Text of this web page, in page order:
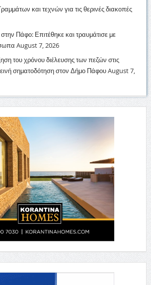
και τεχνών για τις θερινές διακοπές
Πάφο: Επιτέθηκε και τραυμάτισε με
August 7, 2026
του χρόνου διέλευσης των πεζών στις
σηματοδότηση στον Δήμο ΠάφουAugust 7,